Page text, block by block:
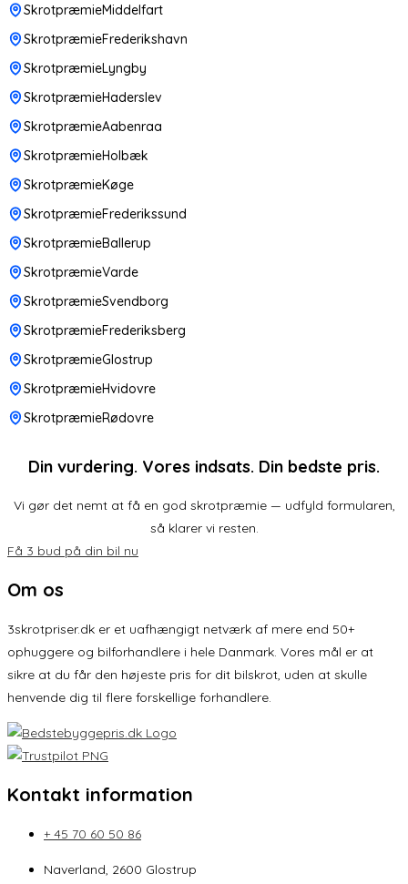
SkrotpræmieMiddelfart
SkrotpræmieFrederikshavn
SkrotpræmieLyngby
SkrotpræmieHaderslev
SkrotpræmieAabenraa
SkrotpræmieHolbæk
SkrotpræmieKøge
SkrotpræmieFrederikssund
SkrotpræmieBallerup
SkrotpræmieVarde
SkrotpræmieSvendborg
SkrotpræmieFrederiksberg
SkrotpræmieGlostrup
SkrotpræmieHvidovre
SkrotpræmieRødovre
Din vurdering. Vores indsats. Din bedste pris.
Vi gør det nemt at få en god skrotpræmie — udfyld formularen,
så klarer vi resten.
Få 3 bud på din bil nu
Om os
3skrotpriser.dk er et uafhængigt netværk af mere end 50+
ophuggere og bilforhandlere i hele Danmark. Vores mål er at
sikre at du får den højeste pris for dit bilskrot, uden at skulle
henvende dig til flere forskellige forhandlere.
Kontakt information
+ 45 70 60 50 86
Naverland, 2600 Glostrup